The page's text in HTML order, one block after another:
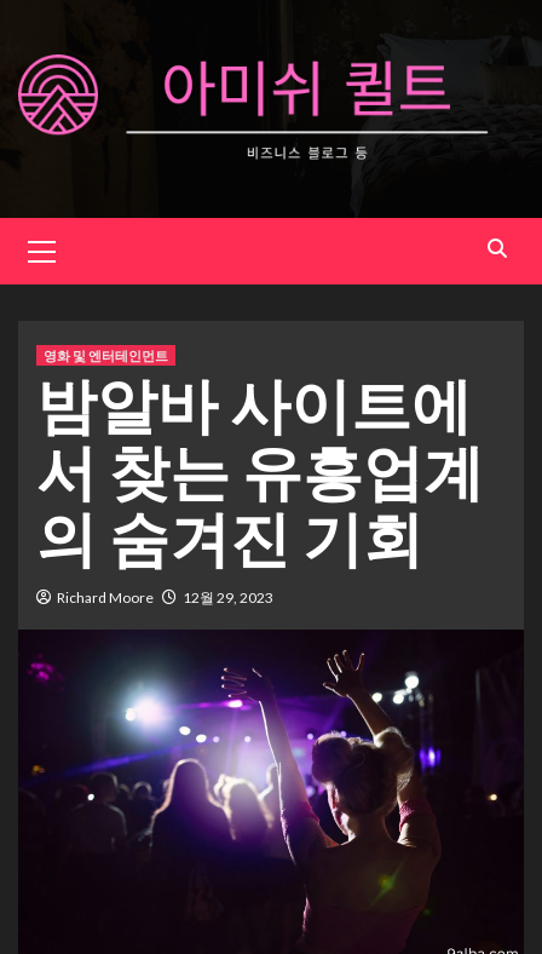
content
Menu
영화 및 엔터테인먼트
밤알바 사이트에
서 찾는 유흥업계
의 숨겨진 기회
Richard Moore 12월 29, 2023